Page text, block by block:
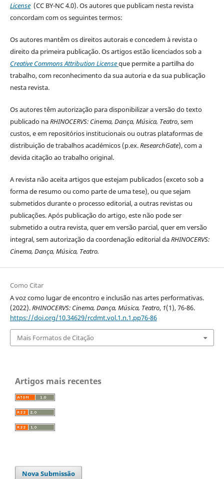
License (CC BY-NC 4.0). Os autores que publicam nesta revista
concordam com os seguintes termos:
Os autores mantêm os direitos autorais e concedem à revista o
direito da primeira publicação. Os artigos estão licenciados sob a
Creative Commons Attribution Licenseque permite a partilha do
trabalho, com reconhecimento da sua autoria e da sua publicação
nesta revista.
Os autores têm autorização para disponibilizar a versão do texto
publicado naRHINOCERVS: Cinema, Dança, Música, Teatro, sem
custos, e em repositórios institucionais ou outras plataformas de
distribuição de trabalhos académicos (p.ex.ResearchGate), com a
devida citação ao trabalho original.
A revista não aceita artigos que estejam publicados (exceto sob a
forma de resumo ou como parte de uma tese), ou que sejam
submetidos durante o processo editorial, a outras revistas ou
publicações. Após publicação do artigo, este não pode ser
submetido a outra revista, quer em versão parcial, quer em versão
integral, sem autorização da coordenação editorial daRHINOCERVS:
Cinema, Dança, Música, Teatro.
Como Citar
A voz como lugar de encontro e inclusão nas artes performativas.
(2022).RHINOCERVS: Cinema, Dança, Música, Teatro, 1(1), 76-86.
https://doi.org/10.34629/rcdmt.vol.1.n.1.pp76-86
Mais Formatos de Citação
Artigos mais recentes
Nova Submissão